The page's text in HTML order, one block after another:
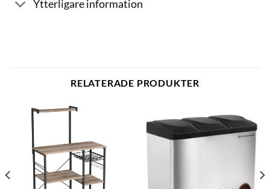
Ytterligare information
RELATERADE PRODUKTER